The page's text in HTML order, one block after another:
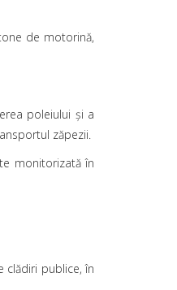
de motorină,
poleiului şi a
zăpezii.
monitorizată în
clădiri publice, în